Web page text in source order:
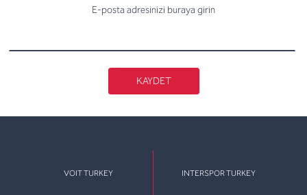
E-posta adresinizi buraya girin
KAYDET
VOIT TURKEY INTERSPOR TURKEY